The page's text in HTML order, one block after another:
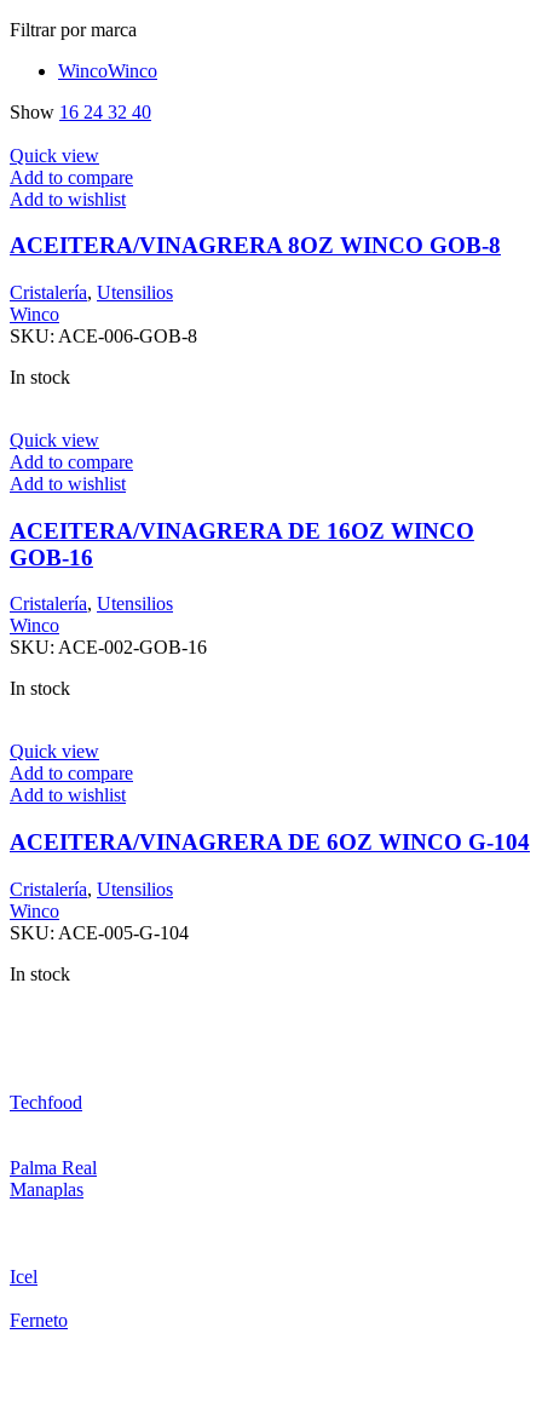
Filtrar por marca
WincoWinco
Show 16 24 32 40
Quick view
Add to compare
Add to wishlist
ACEITERA/VINAGRERA 8OZ WINCO GOB-8
Cristalería, Utensilios
Winco
SKU: ACE-006-GOB-8
In stock
Quick view
Add to compare
Add to wishlist
ACEITERA/VINAGRERA DE 16OZ WINCO
GOB-16
Cristalería, Utensilios
Winco
SKU: ACE-002-GOB-16
In stock
Quick view
Add to compare
Add to wishlist
ACEITERA/VINAGRERA DE 6OZ WINCO G-104
Cristalería, Utensilios
Winco
SKU: ACE-005-G-104
In stock
Techfood
Palma Real
Manaplas
Icel
Ferneto